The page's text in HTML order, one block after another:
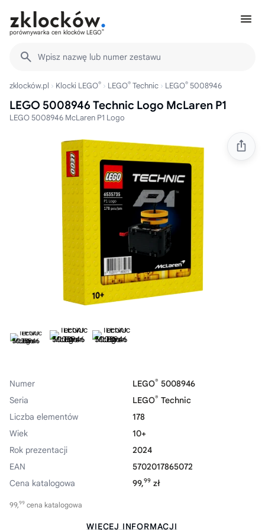
porównywarka cen klocków LEGO®
Wpisz nazwę lub numer zestawu
zklocków.pl Klocki LEGO® LEGO® Technic LEGO® 5008946
LEGO 5008946 Technic Logo McLaren P1
LEGO 5008946 McLaren P1 Logo
Numer LEGO® 5008946
Seria
LEGO® Technic
Liczba elementów
178
Wiek
10+
Rok prezentacji
2024
EAN
5702017865072
Cena katalogowa
99,99 zł
99,99 cena katalogowa
WIĘCEJ INFORMACJI